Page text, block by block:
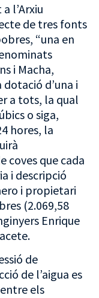
l’Arxiu
de tres fonts
“una en
i Macha,
d’una i
a tots, la qual
o siga,
hores, la
que cada
i descripció
i propietari
(2.069,58
Enrique
de
de l’aigua es
els